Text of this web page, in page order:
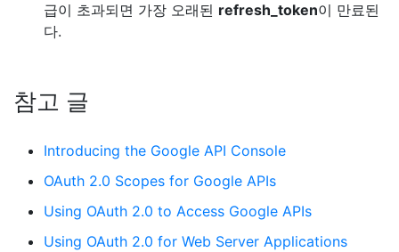
급이 초과되면 가장 오래된 refresh_token이 만료된
다.
참고 글
Introducing the Google API Console
OAuth 2.0 Scopes for Google APIs
Using OAuth 2.0 to Access Google APIs
Using OAuth 2.0 for Web Server Applications